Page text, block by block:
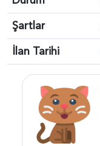
Şartlar
İlan Tarihi